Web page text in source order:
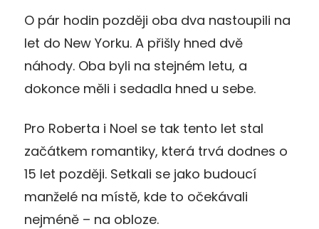
O pár hodin později oba dva nastoupili na
let do New Yorku. A přišly hned dvě
náhody. Oba byli na stejném letu, a
dokonce měli i sedadla hned u sebe.
Pro Roberta i Noel se tak tento let stal
začátkem romantiky, která trvá dodnes o
15 let později. Setkali se jako budoucí
manželé na místě, kde to očekávali
nejméně – na obloze.